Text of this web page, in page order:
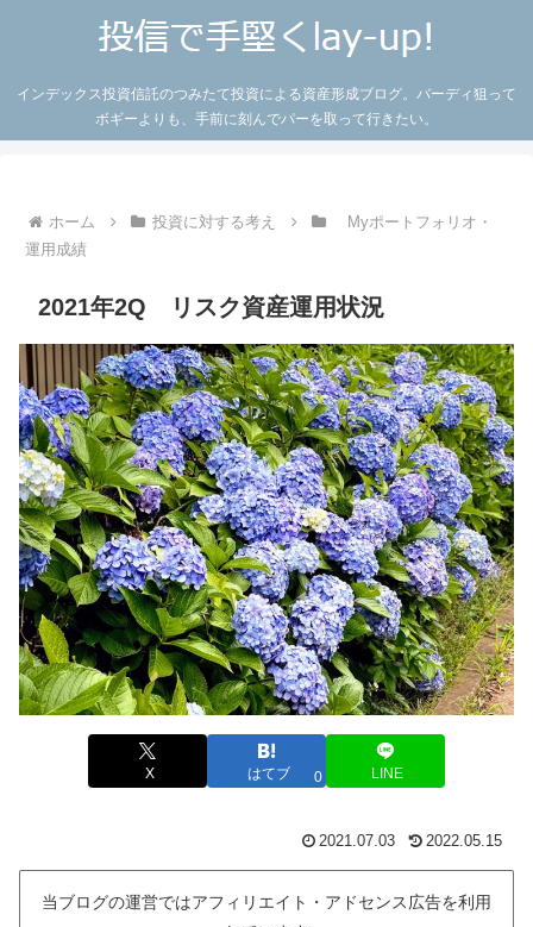
インデックス投資信託のつみたて投資による資産形成ブログ。バーディ狙って
ボギーよりも、手前に刻んでパーを取って行きたい。
ホーム 投資に対する考え
Myポートフォリオ・
運用成績
2021年2Q リスク資産運用状況
X はてブ 0 LINE
2021.07.03 2022.05.15
当ブログの運営ではアフィリエイト・アドセンス広告を利用